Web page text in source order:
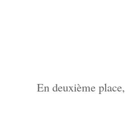
En deuxième place,